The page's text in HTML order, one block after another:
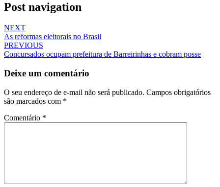
Post navigation
NEXT
As reformas eleitorais no Brasil
PREVIOUS
Concursados ocupam prefeitura de Barreirinhas e cobram posse
Deixe um comentário
O seu endereço de e-mail não será publicado. Campos obrigatórios
são marcados com *
Comentário *